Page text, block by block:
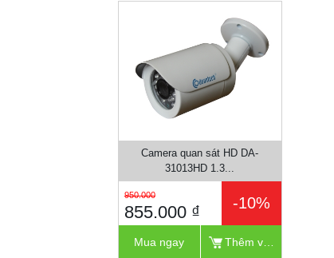
Camera quan sát HD DA-
31013HD 1.3...
950.000
855.000 ₫ -10%
Mua ngay Thêm vào giỏ